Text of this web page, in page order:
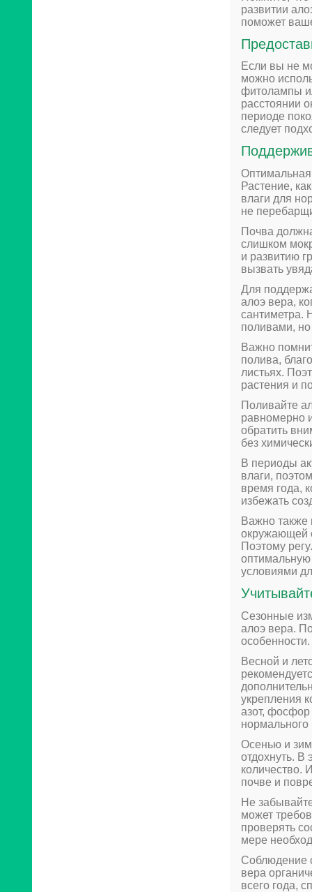
развитии
поможет
Если вы не
можно
фитолампы
расстоянии
периоде
следует
Растение,
влаги для
не
Почва
слишком
и развитию
вызвать
Для
алоэ вера,
сантиметра.
поливами,
Важно
полива,
листьях.
растения и
Поливайте
равномерно
обратить
без
В периоды
влаги,
время года,
избежать
Важно также
окружающей
Поэтому
условиями
Сезонные
алоэ вера.
особенности.
Весной и
укрепления
азот,
нормального
Осенью и
отдохнуть. В
количество.
почве и
Не
может
проверять
мере
Соблюдение
вера
всего года,